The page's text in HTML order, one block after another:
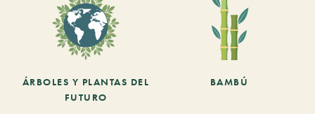
ÁRBOLES Y PLANTAS DEL
FUTURO
BAMBÚ